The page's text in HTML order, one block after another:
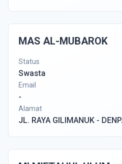
MAS AL-MUBAROK
Status
Swasta
Email
-
Alamat
JL. RAYA GILIMANUK -